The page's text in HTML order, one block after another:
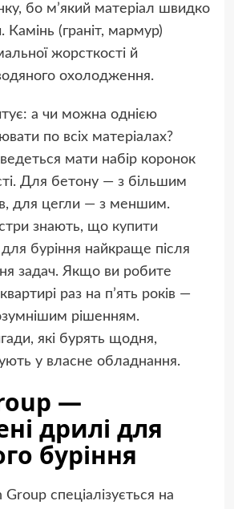
бо м’який матеріал швидко
Камінь (граніт, мармур)
жорсткості й
охолодження.
а чи можна однією
по всіх матеріалах?
мати набір коронок
Для бетону — з більшим
для цегли — з меншим.
знають, що купити
буріння найкраще після
задач. Якщо ви робите
раз на п’ять років —
рішенням.
які бурять щодня,
у власне обладнання.
—
дрилі для
буріння
спеціалізується на